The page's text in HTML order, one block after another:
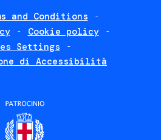
and Conditions
Cookie policy
Settings
di Accessibilità